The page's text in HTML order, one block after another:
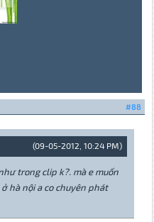
#88
(09-05-2012, 10:24 PM)
trong clip k?. mà e muốn
hà nội a co chuyên phát